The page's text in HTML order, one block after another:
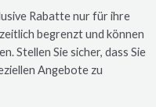
Rabatte nur für ihre
begrenzt und können
Stellen Sie sicher, dass Sie
Angebote zu